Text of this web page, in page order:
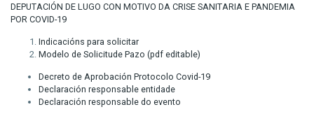
DEPUTACIÓN DE LUGO CON MOTIVO DA CRISE SANITARIA E PANDEMIA
POR COVID-19
Indicacións para solicitar
Modelo de Solicitude Pazo (pdf editable)
Decreto de Aprobación Protocolo Covid-19
Declaración responsable entidade
Declaración responsable do evento